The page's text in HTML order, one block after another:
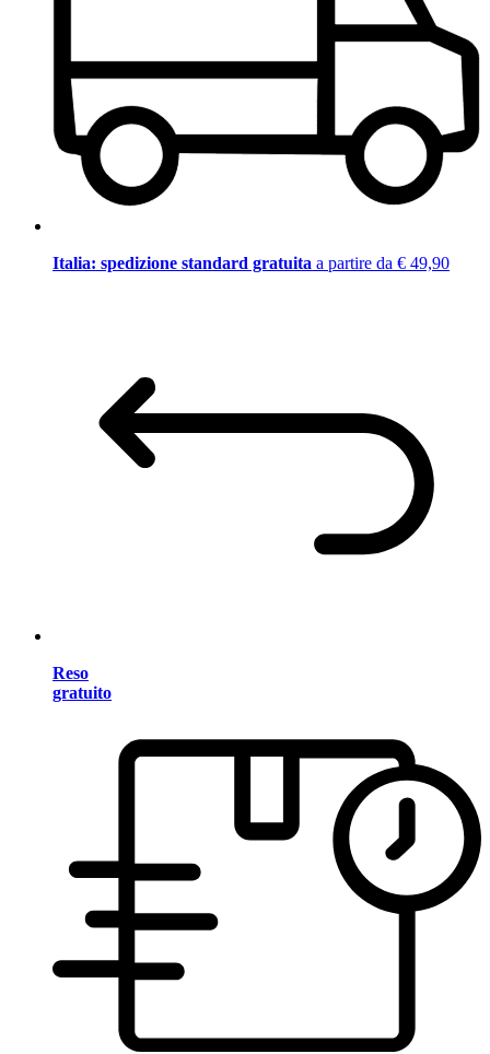
Italia: spedizione standard gratuita a partire da € 49,90
Reso
gratuito